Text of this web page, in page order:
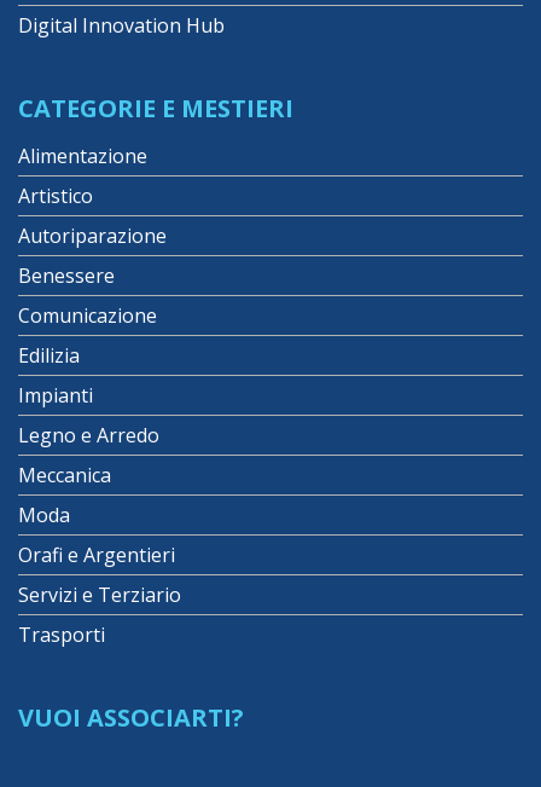
Digital Innovation Hub
CATEGORIE E MESTIERI
Alimentazione
Artistico
Autoriparazione
Benessere
Comunicazione
Edilizia
Impianti
Legno e Arredo
Meccanica
Moda
Orafi e Argentieri
Servizi e Terziario
Trasporti
VUOI ASSOCIARTI?